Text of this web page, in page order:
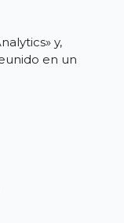
y,
en un
4 5